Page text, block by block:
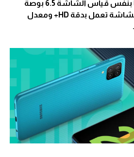
يتميز Galaxy F12 أيضًا بنفس قياس الشاشة 6.5 بوصة
وبتصميم Infinity-V. الشاشة تعمل بدقة HD+ ومعدل